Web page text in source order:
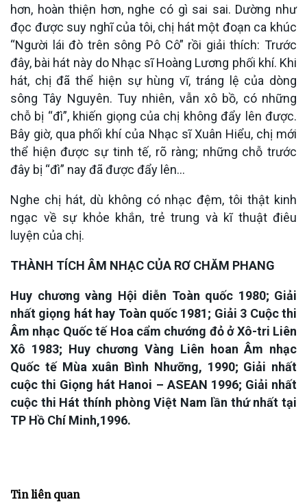
hơn, hoàn thiện hơn, nghe có gì sai sai. Dường như
đọc được suy nghĩ của tôi, chị hát một đoạn ca khúc
“Người lái đò trên sông Pô Cô” rồi giải thích: Trước
đây, bài hát này do Nhạc sĩ Hoàng Lương phối khí. Khi
hát, chị đã thể hiện sự hùng vĩ, tráng lệ của dòng
sông Tây Nguyên. Tuy nhiên, vẫn xô bồ, có những
chỗ bị “đì”, khiến giọng của chị không đẩy lên được.
Bây giờ, qua phối khí của Nhạc sĩ Xuân Hiểu, chị mới
thể hiện được sự tinh tế, rõ ràng; những chỗ trước
đây bị “đì” nay đã được đẩy lên…
Nghe chị hát, dù không có nhạc đệm, tôi thật kinh
ngạc về sự khỏe khắn, trẻ trung và kĩ thuật điêu
luyện của chị.
THÀNH TÍCH ÂM NHẠC CỦA RƠ CHĂM PHANG
Huy chương vàng Hội diễn Toàn quốc 1980; Giải
nhất giọng hát hay Toàn quốc 1981; Giải 3 Cuộc thi
Âm nhạc Quốc tế Hoa cẩm chướng đỏ ở Xô-tri Liên
Xô 1983; Huy chương Vàng Liên hoan Âm nhạc
Quốc tế Mùa xuân Bình Nhưỡng, 1990; Giải nhất
cuộc thi Giọng hát Hanoi – ASEAN 1996; Giải nhất
cuộc thi Hát thính phòng Việt Nam lần thứ nhất tại
TP Hồ Chí Minh,1996.
Tin liên quan